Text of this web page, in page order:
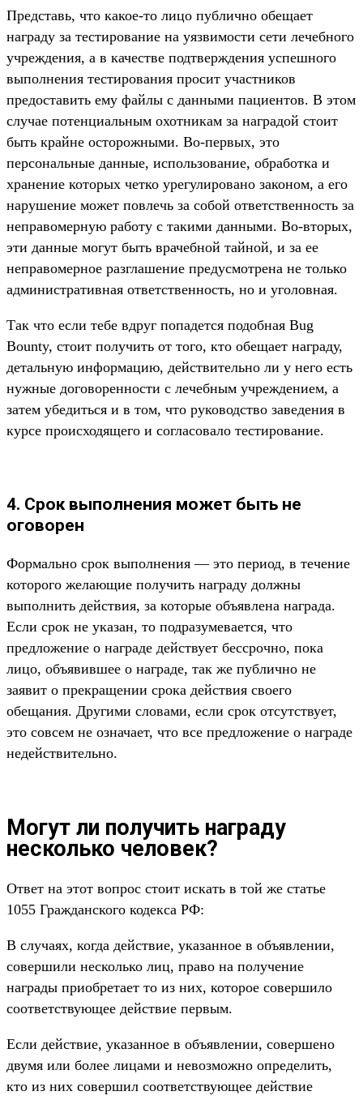
Представь, что какое-то лицо публично обещает
награду за тестирование на уязвимости сети лечебного
учреждения, а в качестве подтверждения успешного
выполнения тестирования просит участников
предоставить ему файлы с данными пациентов. В этом
случае потенциальным охотникам за наградой стоит
быть крайне осторожными. Во-первых, это
персональные данные, использование, обработка и
хранение которых четко урегулировано законом, а его
нарушение может повлечь за собой ответственность за
неправомерную работу с такими данными. Во-вторых,
эти данные могут быть врачебной тайной, и за ее
неправомерное разглашение предусмотрена не только
административная ответственность, но и уголовная.
Так что если тебе вдруг попадется подобная Bug
Bounty, стоит получить от того, кто обещает награду,
детальную информацию, действительно ли у него есть
нужные договоренности с лечебным учреждением, а
затем убедиться и в том, что руководство заведения в
курсе происходящего и согласовало тестирование.
4. Срок выполнения может быть не
оговорен
Формально срок выполнения — это период, в течение
которого желающие получить награду должны
выполнить действия, за которые объявлена награда.
Если срок не указан, то подразумевается, что
предложение о награде действует бессрочно, пока
лицо, объявившее о награде, так же публично не
заявит о прекращении срока действия своего
обещания. Другими словами, если срок отсутствует,
это совсем не означает, что все предложение о награде
недействительно.
Могут ли получить награду
несколько человек?
Ответ на этот вопрос стоит искать в той же статье
1055 Гражданского кодекса РФ:
В случаях, когда действие, указанное в объявлении,
совершили несколько лиц, право на получение
награды приобретает то из них, которое совершило
соответствующее действие первым.
Если действие, указанное в объявлении, совершено
двумя или более лицами и невозможно определить,
кто из них совершил соответствующее действие